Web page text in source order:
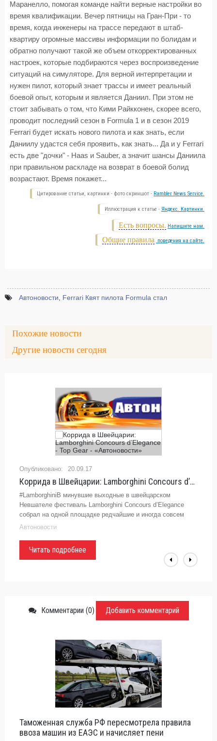
Маранелло, помогая команде найти верные настройки во
время квалификации. Вечер пятницы на Гран-При - то
время, когда инженеры на трассе передают в штаб-
квартиру огромные массивы информации по болидам и
обратно получают такой же объем откорректированных
настроек, которые подбираются через воспроизведение
ситуаций на симуляторе. Для верной интерпретации и
нужен пилот, который знает трассы и имеет реальный
боевой опыт, которым и является Даниил. При этом не
стоит забывать о том, что Кими Райкконен, скорее всего,
проводит последний сезон в Formula 1 и в сезон 2019
Ferrari будет искать нового пилота и как знать, если
Даниилу удастся себя проявить, как знать... Да и у Ferrari
есть две "дочки" - Haas и Sauber, а значит шансы Даниила
при правильном раскладе на возврат в боевой болид
возрастают. Время покажет...
Цитирование статьи, картинки - фото скриншот - Rambler News Service.
Иллюстрация к статье - Яндекс. Картинки.
Есть вопросы. Напишите нам.
Общие правила поведения на сайте.
Автоновости Ferrari Квят пилота Formula стал
Похожие новости
Другие новости сегодня
20.09.17
Коррида в Швейцарии: Lamborghini Concours d’Elegance - Top Gear - «Автоновости»
#LamborghiniВ минувшие выходные в швейцарском
Невшателе фестиваль Lamborghini Concours d’Elegance
собрал на одной площадке редчайшие и иногда совсем
экзотические экземпляры, когда-либо созданные
Автоновости
Читать подробнее
Комментарии (0) Добавить комментарий
Таможенная служба РФ пересмотрела правила
ввоза машин из ЕАЭС и начисляет пени